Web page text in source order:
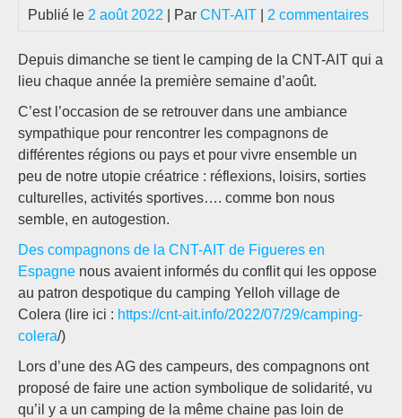
Publié le 2 août 2022 | Par CNT-AIT 2 commentaires
Depuis dimanche se tient le camping de la CNT-AIT qui a
lieu chaque année la première semaine d’août.
C’est l’occasion de se retrouver dans une ambiance
sympathique pour rencontrer les compagnons de
différentes régions ou pays et pour vivre ensemble un
peu de notre utopie créatrice : réflexions, loisirs, sorties
culturelles, activités sportives…. comme bon nous
semble, en autogestion.
Des compagnons de la CNT-AIT de Figueres en
Espagne nous avaient informés du conflit qui les oppose
au patron despotique du camping Yelloh village de
Colera (lire ici : https://cnt-ait.info/2022/07/29/camping-
colera/)
Lors d’une des AG des campeurs, des compagnons ont
proposé de faire une action symbolique de solidarité, vu
qu’il y a un camping de la même chaine pas loin de